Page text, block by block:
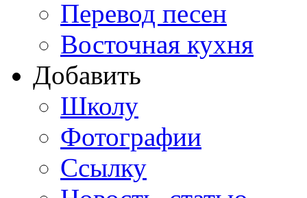
Перевод песен
Восточная кухня
Добавить
Школу
Фотографии
Ссылку